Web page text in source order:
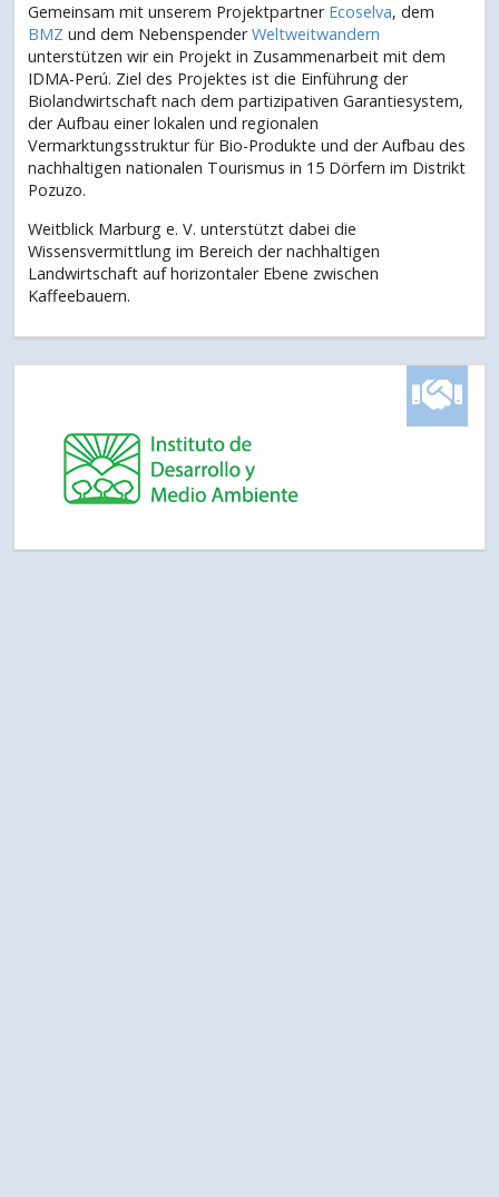
Gemeinsam mit unserem Projektpartner Ecoselva, dem
BMZ und dem NebenspenderWeltweitwandern
unterstützen wir ein Projekt in Zusammenarbeit mit dem
IDMA-Perú. Ziel des Projektes ist die Einführung der
Biolandwirtschaft nach dem partizipativen Garantiesystem,
der Aufbau einer lokalen und regionalen
Vermarktungsstruktur für Bio-Produkte und der Aufbau des
nachhaltigen nationalen Tourismus in 15 Dörfern im Distrikt
Pozuzo.
Weitblick Marburg e. V. unterstützt dabei die
Wissensvermittlung im Bereich der nachhaltigen
Landwirtschaft auf horizontaler Ebene zwischen
Kaffeebauern.